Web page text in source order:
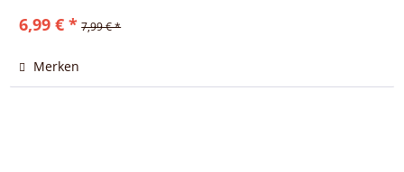
6,99 € * 7,99 € *
Merken